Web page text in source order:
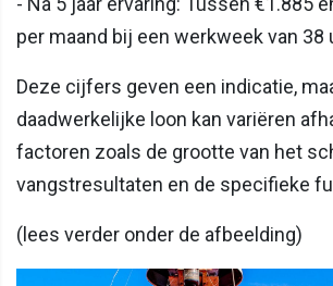
per maand bij een werkweek van 38
Deze cijfers geven een indicatie,
daadwerkelijke loon kan variëren
factoren zoals de grootte van het
vangstresultaten en de specifieke
(lees verder onder de afbeelding)